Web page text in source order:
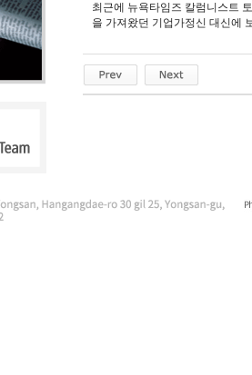
최근에 뉴욕타임즈 칼럼니스트
을 가져왔던 기업가정신 대신에